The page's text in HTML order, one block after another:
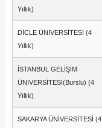
Yıllık)
DİCLE ÜNİVERSİTESİ (4
Yıllık)
İSTANBUL GELİŞİM
ÜNİVERSİTESİ(Burslu) (4
Yıllık)
SAKARYA ÜNİVERSİTESİ (4